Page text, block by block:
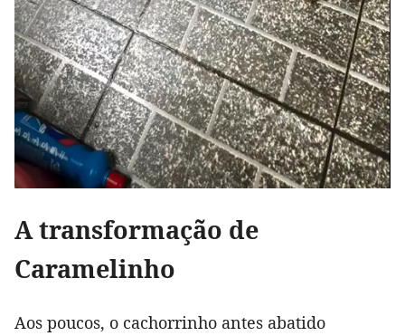
A transformação de
Caramelinho
Aos poucos, o cachorrinho antes abatido